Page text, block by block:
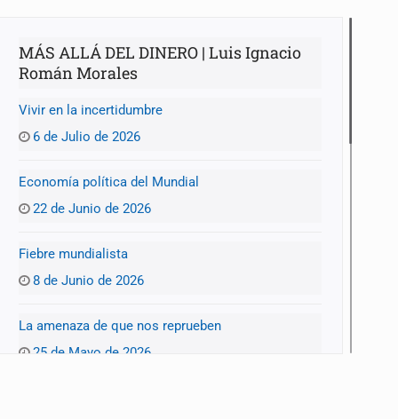
MÁS ALLÁ DEL DINERO | Luis Ignacio
Román Morales
Vivir en la incertidumbre
6 de Julio de 2026
Economía política del Mundial
22 de Junio de 2026
Fiebre mundialista
8 de Junio de 2026
La amenaza de que nos reprueben
25 de Mayo de 2026